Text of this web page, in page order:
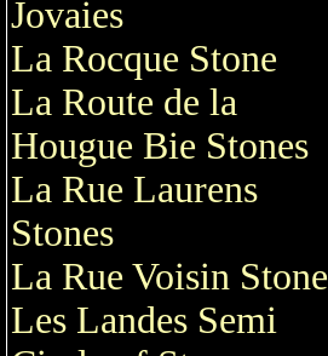
Jovaies
La Rocque Stone
La Route de la
Hougue Bie Stones
La Rue Laurens
Stones
La Rue Voisin Stone
Les Landes Semi